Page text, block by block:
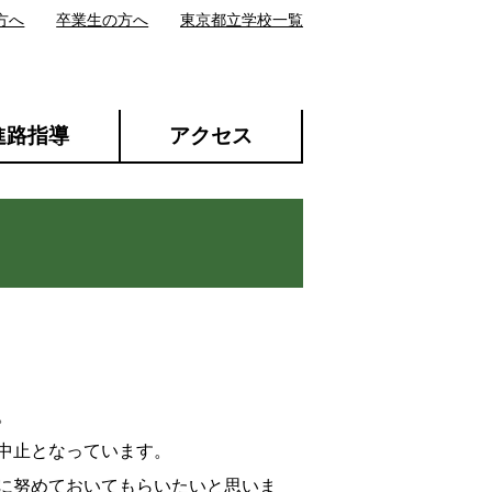
路指導 アクセス
へ 卒業生の方へ 東京都立学校一覧
となっています。
努めておいてもらいたいと思いま